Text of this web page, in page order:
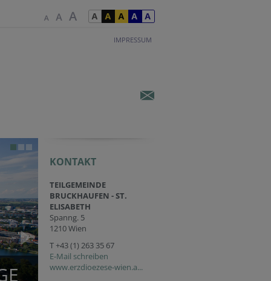
IMPRESSUM
KONTAKT
TEILGEMEINDE
BRUCKHAUFEN - ST.
ELISABETH
Spanng. 5
1210 Wien
T+43 (1) 263 35 67
E-Mail schreiben
www.erzdioezese-wien.a...